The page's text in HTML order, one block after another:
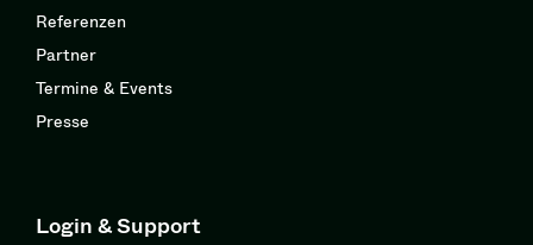
Referenzen
Partner
Termine & Events
Presse
Login & Support